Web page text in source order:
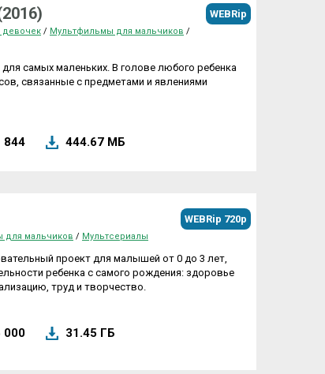
WEBRip
/ Мультфильмы для мальчиков /
самых маленьких. В голове любого ребенка
связанные с предметами и явлениями
844 444.67 МБ
WEBRip 720p
для мальчиков / Мультсериалы
проект для малышей от 0 до 3 лет,
ребенка с самого рождения: здоровье
труд и творчество.
000 31.45 ГБ